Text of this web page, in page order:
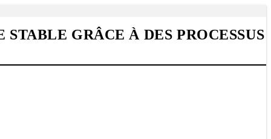
GRÂCE À DES PROCESSUS